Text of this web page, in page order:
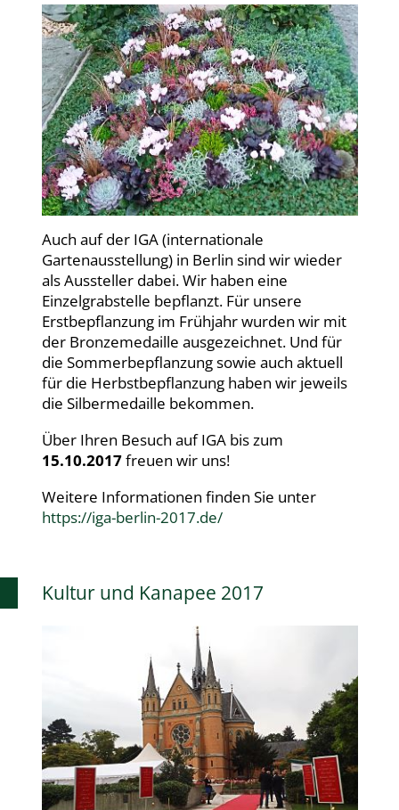
Auch auf der IGA (internationale
Gartenausstellung) in Berlin sind wir wieder
als Aussteller dabei. Wir haben eine
Einzelgrabstelle bepflanzt. Für unsere
Erstbepflanzung im Frühjahr wurden wir mit
der Bronzemedaille ausgezeichnet. Und für
die Sommerbepflanzung sowie auch aktuell
für die Herbstbepflanzung haben wir jeweils
die Silbermedaille bekommen.
Über Ihren Besuch auf IGA bis zum
15.10.2017freuen wir uns!
Weitere Informationen finden Sie unter
https://iga-berlin-2017.de/
Kultur und Kanapee 2017